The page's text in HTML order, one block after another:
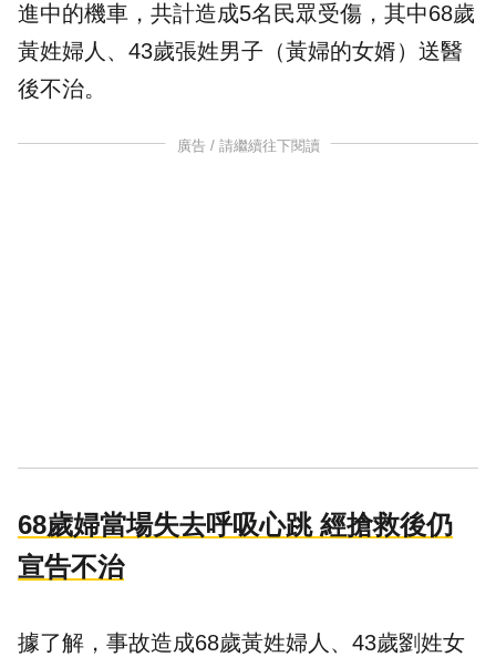
進中的機車，共計造成5名民眾受傷，其中68歲
黃姓婦人、43歲張姓男子（黃婦的女婿）送醫
後不治。
廣告 / 請繼續往下閱讀
68歲婦當場失去呼吸心跳 經搶救後仍
宣告不治
據了解，事故造成68歲黃姓婦人、43歲劉姓女